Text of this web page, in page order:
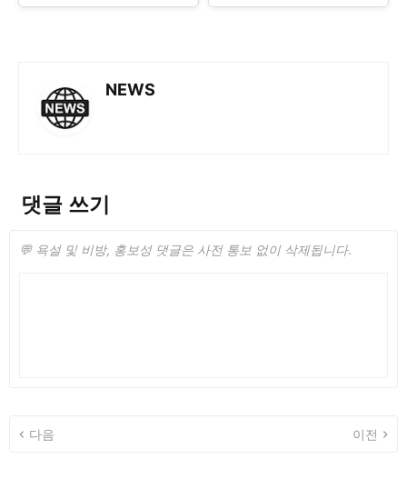
NEWS
댓글 쓰기
💬 욕설 및 비방, 홍보성 댓글은 사전 통보 없이 삭제됩니다.
다음 이전